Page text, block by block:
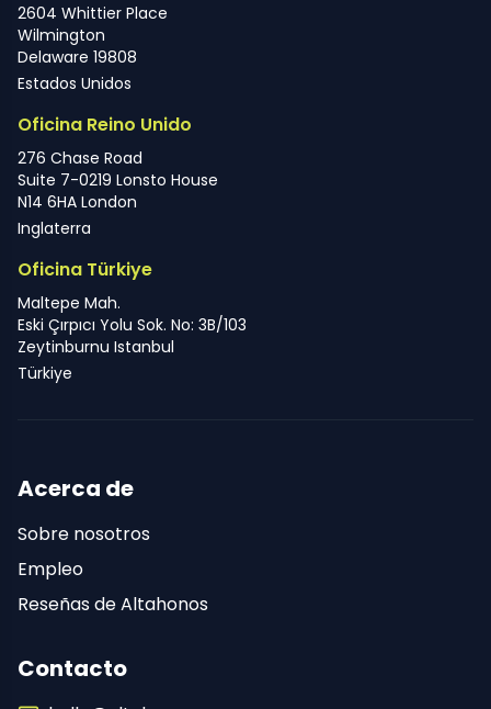
2604 Whittier Place
Wilmington
Delaware 19808
Estados Unidos
Oficina Reino Unido
276 Chase Road
Suite 7-0219 Lonsto House
N14 6HA London
Inglaterra
Oficina Türkiye
Maltepe Mah.
Eski Çırpıcı Yolu Sok. No: 3B/103
Zeytinburnu Istanbul
Türkiye
Acerca de
Sobre nosotros
Empleo
Reseñas de Altahonos
Contacto